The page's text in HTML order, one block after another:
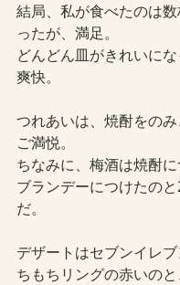
結局、私が食べたのは
ったが、満足。
どんどん皿がきれいに
爽快。
つれあいは、焼酎をの
ご満悦。
ちなみに、梅酒は焼酎
ブランデーにつけたの
だ。
デザートはセブンイレ
ちもちリングの赤いのと